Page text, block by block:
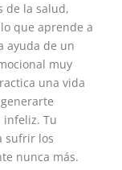
de la salud,
que aprende a
ayuda de un
muy
una vida
infeliz. Tu
sufrir los
nunca más.